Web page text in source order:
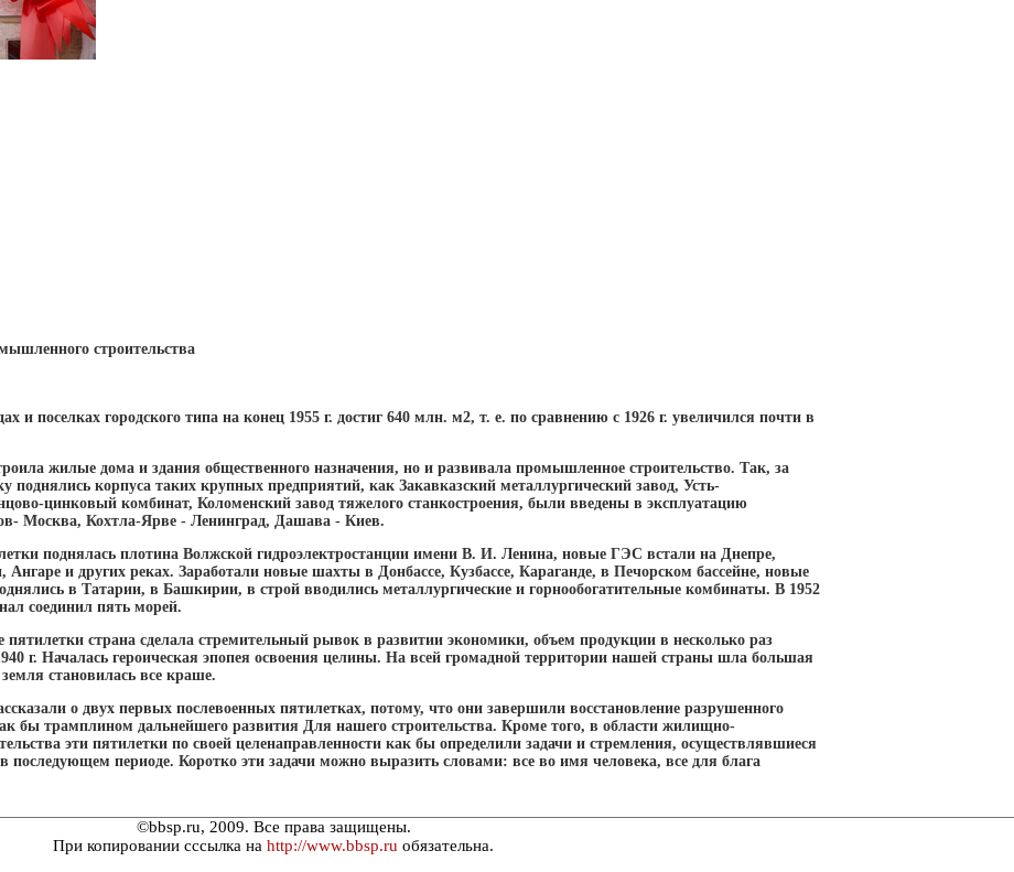
строительства
и поселках городского типа на конец 1955 г. достиг 640 млн. м2, т. е. по сравнению с 1926 г. увеличился почти в
жилые дома и здания общественного назначения, но и развивала промышленное строительство. Так, за
поднялись корпуса таких крупных предприятий, как Закавказский металлургический завод, Усть-
цинковый комбинат, Коломенский завод тяжелого станкостроения, были введены в эксплуатацию
Москва, Кохтла-Ярве - Ленинград, Дашава - Киев.
поднялась плотина Волжской гидроэлектростанции имени В. И. Ленина, новые ГЭС встали на Днепре,
и других реках. Заработали новые шахты в Донбассе, Кузбассе, Караганде, в Печорском бассейне, новые
в Татарии, в Башкирии, в строй вводились металлургические и горнообогатительные комбинаты. В 1952
соединил пять морей.
пятилетки страна сделала стремительный рывок в развитии экономики, объем продукции в несколько раз
г. Началась героическая эпопея освоения целины. На всей громадной территории нашей страны шла большая
становилась все краше.
о двух первых послевоенных пятилетках, потому, что они завершили восстановление разрушенного
бы трамплином дальнейшего развития Для нашего строительства. Кроме того, в области жилищно-
эти пятилетки по своей целенаправленности как бы определили задачи и стремления, осуществлявшиеся
последующем периоде. Коротко эти задачи можно выразить словами: все во имя человека, все для блага
©bbsp.ru, 2009. Все права защищены.
При копировании сссылка на http://www.bbsp.ru обязательна.